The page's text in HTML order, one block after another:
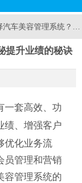
汽车美容管理系统？
提升业绩的秘诀
一套高效、功
绩、增强客户
优化业务流
员管理和营销
容管理系统的